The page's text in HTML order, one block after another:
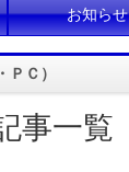
お知らせ
Ｃ）
事一覧